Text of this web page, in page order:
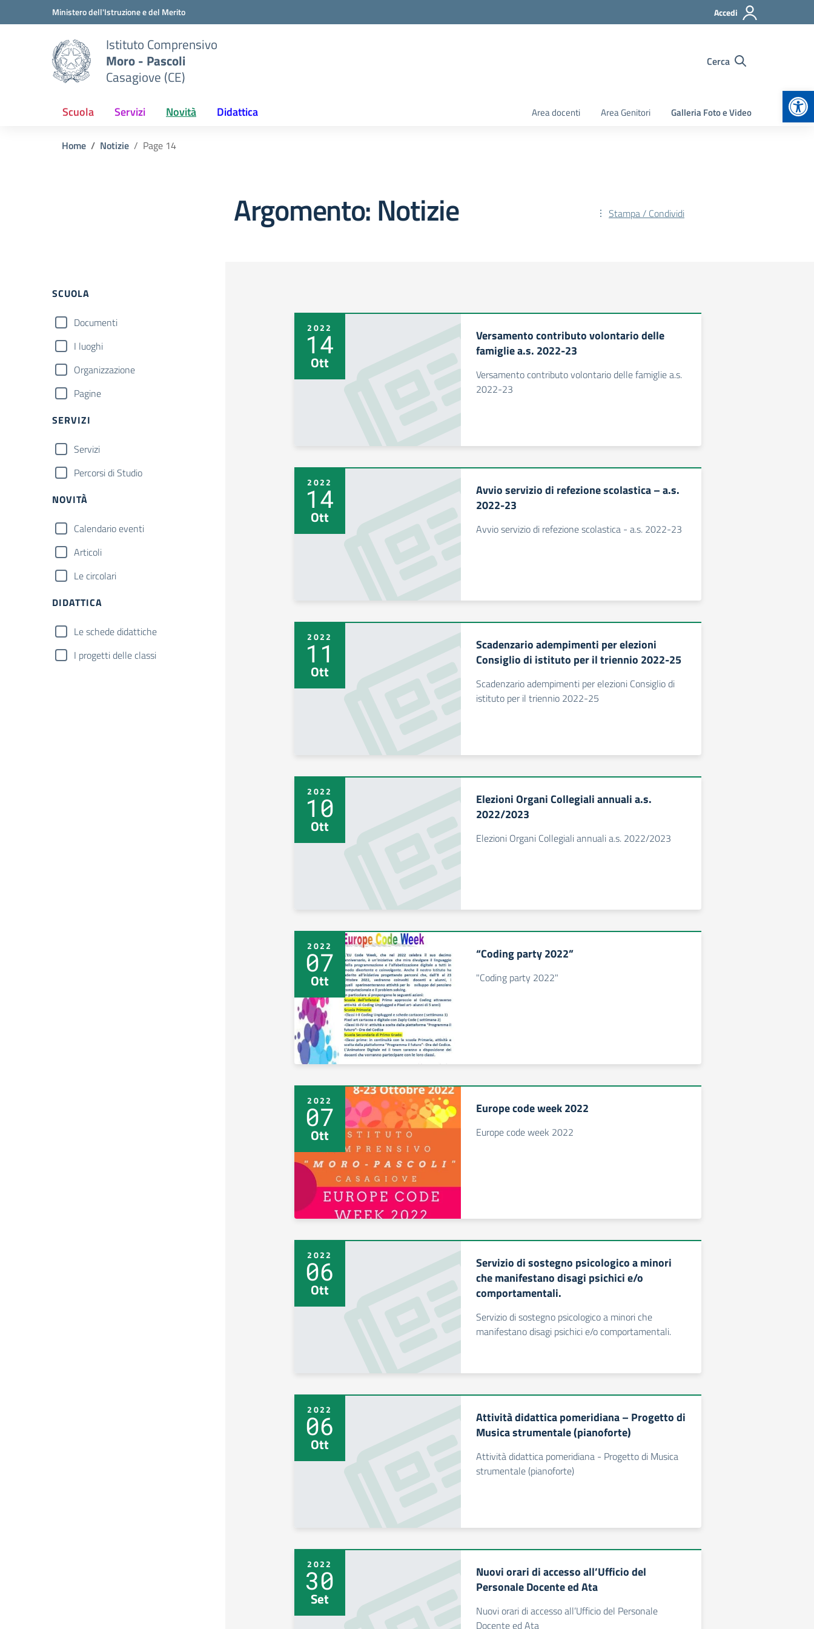
Vai ai contenuti
Vai al menu di navigazioneMinistero dell'Istruzione e del Merito Accedi
Istituto Comprensivo
Moro - Pascoli
Casagiove (CE)
Cerca
Scuola Servizi Novità Didattica Area docenti Area Genitori Galleria Foto e Video
Home Notizie Page 14
Argomento: Notizie Stampa / Condividi
Filtri
SCUOLA
Documenti
I luoghi
Organizzazione
Pagine
SERVIZI
Servizi
Percorsi di Studio
NOVITÀ
Calendario eventi
Articoli
Le circolari
DIDATTICA
Le schede didattiche
I progetti delle classi
2022
14
Ott
Versamento contributo volontario delle
famiglie a.s. 2022-23
Versamento contributo volontario delle famiglie a.s.
2022-23
2022
14
Ott
Avvio servizio di refezione scolastica – a.s.
2022-23
Avvio servizio di refezione scolastica - a.s. 2022-23
2022
11
Ott
Scadenzario adempimenti per elezioni
Consiglio di istituto per il triennio 2022-25
Scadenzario adempimenti per elezioni Consiglio di
istituto per il triennio 2022-25
2022
10
Ott
Elezioni Organi Collegiali annuali a.s.
2022/2023
Elezioni Organi Collegiali annuali a.s. 2022/2023
2022
07
Ott
“Coding party 2022”
"Coding party 2022"
2022
07
Ott
Europe code week 2022
Europe code week 2022
2022
06
Ott
Servizio di sostegno psicologico a minori
che manifestano disagi psichici e/o
comportamentali.
Servizio di sostegno psicologico a minori che
manifestano disagi psichici e/o comportamentali.
2022
06
Ott
Attività didattica pomeridiana – Progetto di
Musica strumentale (pianoforte)
Attività didattica pomeridiana - Progetto di Musica
strumentale (pianoforte)
2022
30
Set
Nuovi orari di accesso all’Ufficio del
Personale Docente ed Ata
Nuovi orari di accesso all’Ufficio del Personale
Docente ed Ata